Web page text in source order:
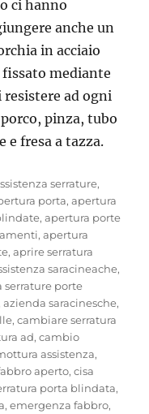
ci hanno
anche un
in acciaio
mediante
ad ogni
pinza, tubo
fresa a tazza.
serrature,
porta,apertura
,apertura porte
,apertura
,aprire serratura
saracineache,
serrature porte
,azienda saracinesche,
,cambiare serratura
ad,cambio
assistenza,
aperto,cisa
porta blindata,
,emergenza fabbro,